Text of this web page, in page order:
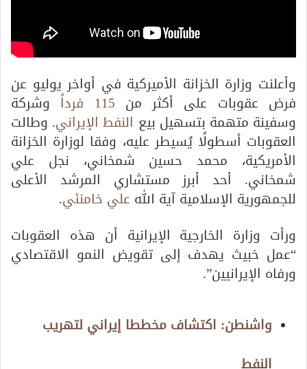
وأعلنت وزارة الخزانة الأميركية في أواخر يوليو عن
فرض عقوبات على أكثر من 115 فرداً
وشركة
وسفينة متهمة بتسهيل بيع النفط الإيراني. وطالت
العقوبات أسطولًا يُسيطر عليه، وفقا لوزارة الخزانة
الأمريكية، محمد حسين شمخاني، نجل علي
شمخاني. أحد أبرز مستشاري المرشد الأعلى
للجمهورية الإسلامية آية الله علي خامنئي.
ورأت وزارة الخارجية الإيرانية أن هذه العقوبات
“عمل خبيث يهدف إلى تقويض النمو الاقتصادي
ورفاه الإيرانيين”.
واشنطن: اكتشاف مخططا إيراني لتهريب
النفط